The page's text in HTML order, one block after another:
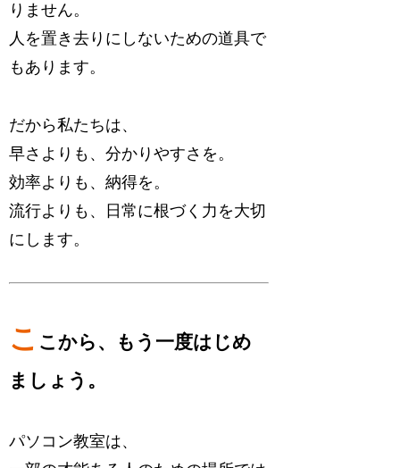
りません。
人を置き去りにしないための道具で
もあります。
だから私たちは、
早さよりも、分かりやすさを。
効率よりも、納得を。
流行よりも、日常に根づく力を大切
にします。
こ こから、もう一度はじめ
ましょう。
パソコン教室は、